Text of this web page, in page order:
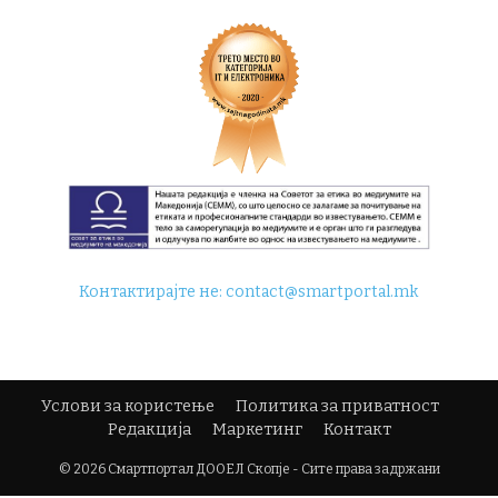
Контактирајте не:contact@smartportal.mk
Услови за користење
Политика за приватност
Редакција
Маркетинг Контакт
© 2026 Смартпортал ДООЕЛ Скопје - Сите права задржани